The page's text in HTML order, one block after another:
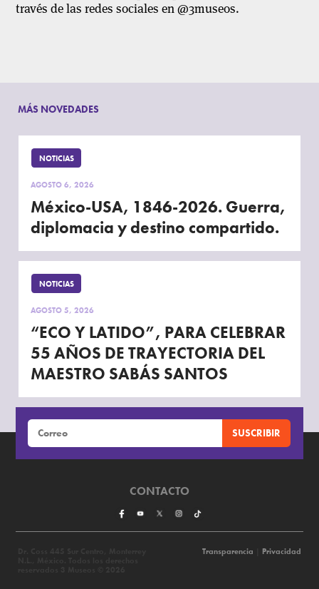
través de las redes sociales en @3museos.
MÁS NOVEDADES
NOTICIAS
AGOSTO 6, 2026
México-USA, 1846-2026. Guerra,
diplomacia y destino compartido.
NOTICIAS
AGOSTO 5, 2026
“ECO Y LATIDO”, PARA CELEBRAR
55 AÑOS DE TRAYECTORIA DEL
MAESTRO SABÁS SANTOS
CONTACTO
Transparencia Privacidad